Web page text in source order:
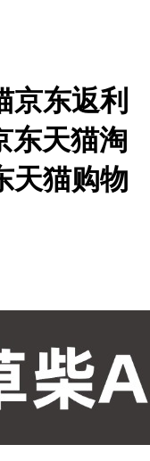
京东返利
东天猫淘
天猫购物